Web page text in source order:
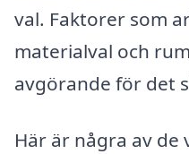
val. Faktorer som
materialval och
avgörande för det
Här är några av